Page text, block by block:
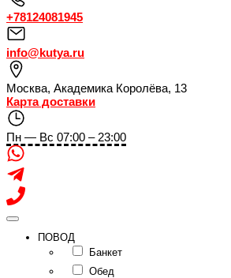
+78124081945
info@kutya.ru
Москва, Академика Королёва, 13
Карта доставки
Пн — Вс 07:00 – 23:00
ПОВОД
Банкет
Обед